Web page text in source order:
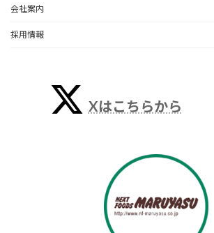
会社案内
採用情報
Xはこちらから